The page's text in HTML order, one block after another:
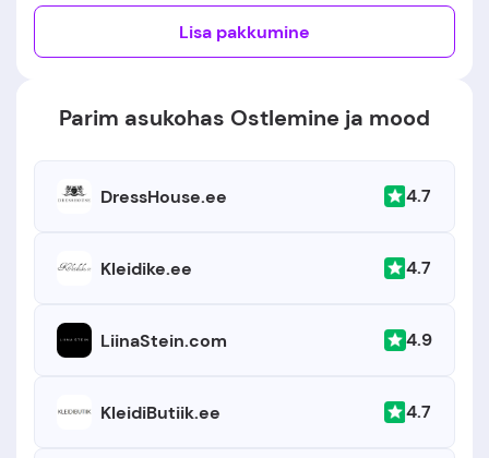
Lisa pakkumine
Parim asukohas Ostlemine ja mood
DressHouse.ee 4.7
Kleidike.ee 4.7
LiinaStein.com 4.9
KleidiButiik.ee 4.7